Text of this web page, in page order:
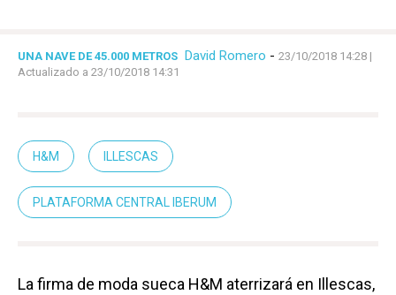
UNA NAVE DE 45.000 METROS David Romero - 23/10/2018 14:28 |
Actualizado a 23/10/2018 14:31
H&M ILLESCAS
PLATAFORMA CENTRAL IBERUM
La firma de moda sueca H&M aterrizará en Illescas,